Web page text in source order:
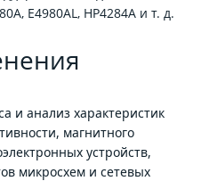
E4980AL, HP4284A и т. д.
и анализ характеристик
магнитного
устройств,
микросхем и сетевых